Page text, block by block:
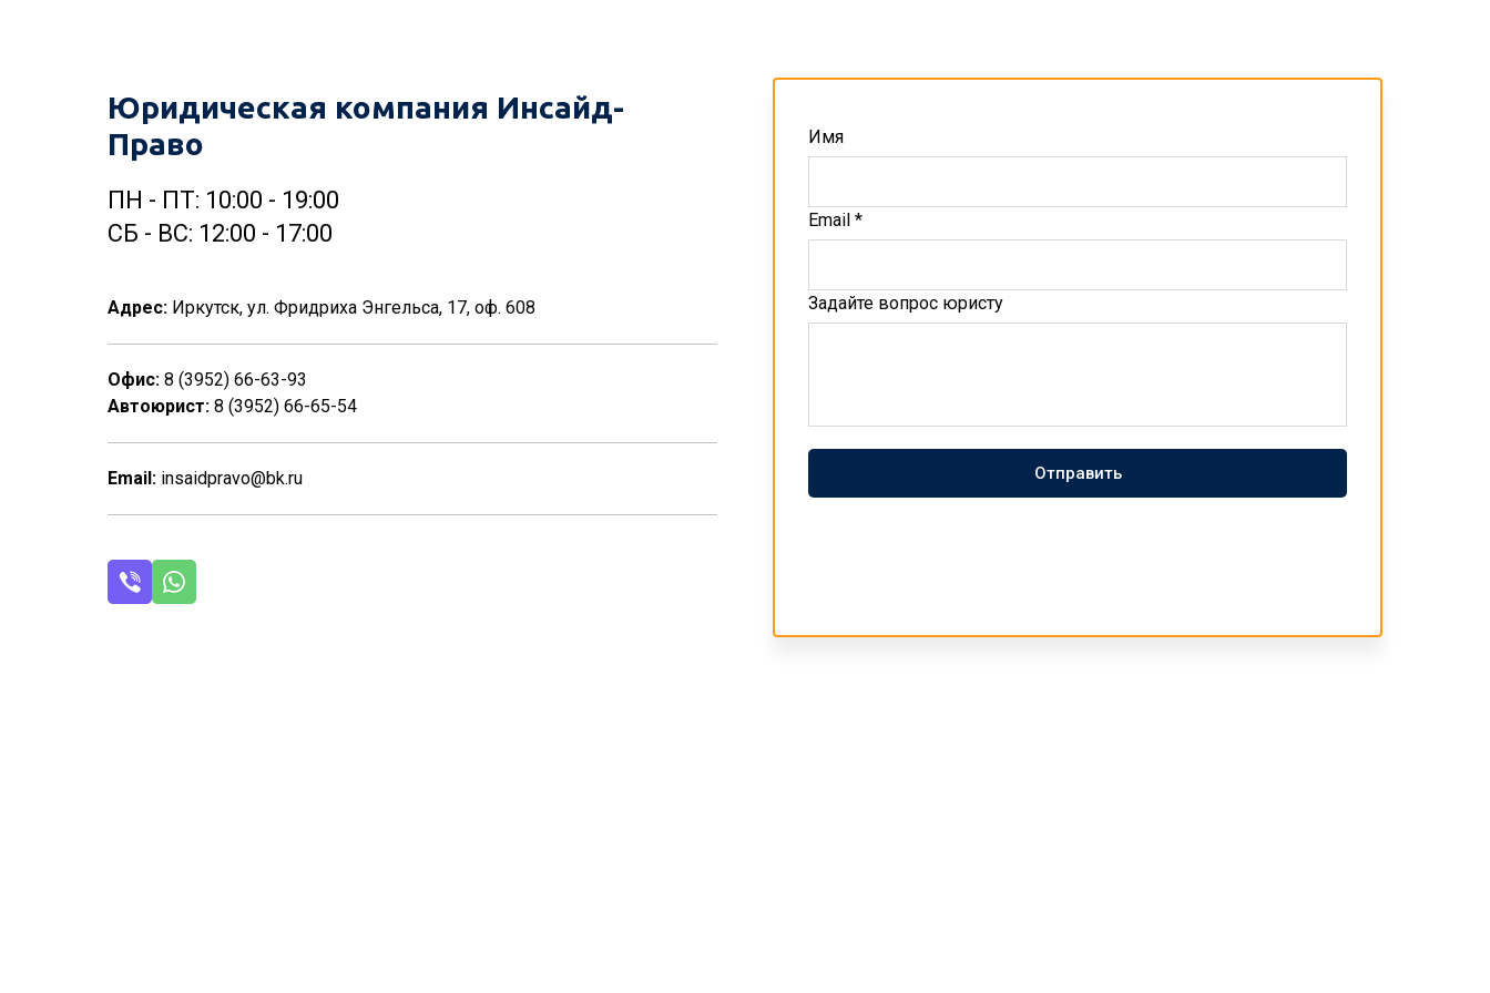
Юридическая компания Инсайд-
Право
ПН - ПТ: 10:00 - 19:00
СБ - ВС: 12:00 - 17:00
Адрес: Иркутск, ул. Фридриха Энгельса, 17, оф. 608
Офис: 8 (3952) 66-63-93
Автоюрист: 8 (3952) 66-65-54
Email: insaidpravo@bk.ru
Имя
Email *
Задайте вопрос юристу
Отправить